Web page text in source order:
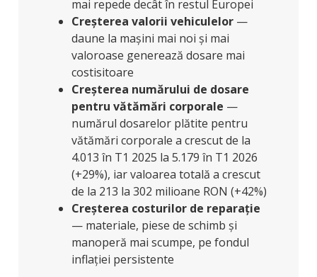
mai repede decât în restul Europei
Creșterea valorii vehiculelor —
daune la mașini mai noi și mai
valoroase generează dosare mai
costisitoare
Creșterea numărului de dosare
pentru vătămări corporale —
numărul dosarelor plătite pentru
vătămări corporale a crescut de la
4.013 în T1 2025 la 5.179 în T1 2026
(+29%), iar valoarea totală a crescut
de la 213 la 302 milioane RON (+42%)
Creșterea costurilor de reparație
— materiale, piese de schimb și
manoperă mai scumpe, pe fondul
inflației persistente